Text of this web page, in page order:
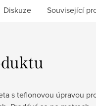
Diskuze Související
s teflonovou úpravou